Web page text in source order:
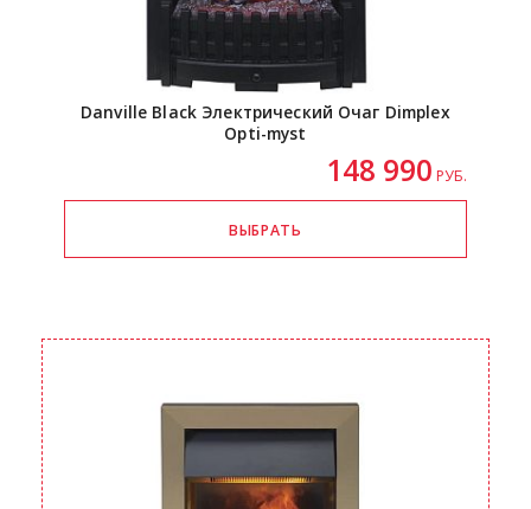
Danville Black Электрический Очаг Dimplex
Opti-myst
148 990 РУБ.